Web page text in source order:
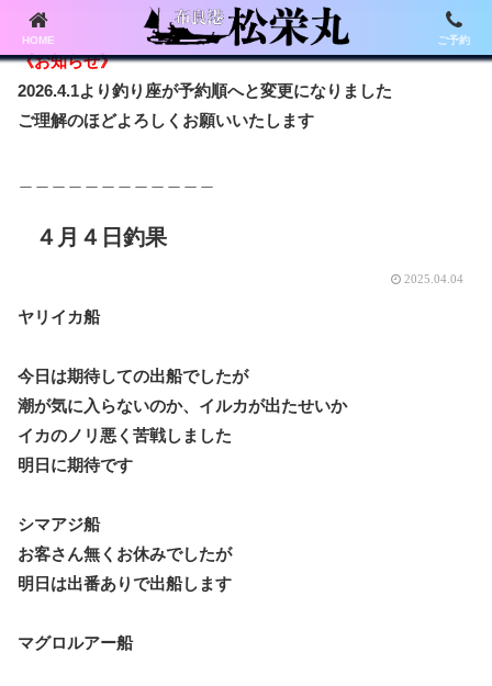
《お知らせ》
2026.4.1より釣り座が予約順へと変更になりました
ご理解のほどよろしくお願いいたします
４月４日釣果
2025.04.04
ヤリイカ船
今日は期待しての出船でしたが
潮が気に入らないのか、イルカが出たせいか
イカのノリ悪く苦戦しました
明日に期待です
シマアジ船
お客さん無くお休みでしたが
明日は出番ありで出船します
マグロルアー船
HOME ご予約